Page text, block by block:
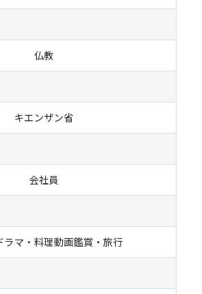
仏教
キエンザン省
会社員
ラマ・料理動画鑑賞・旅行